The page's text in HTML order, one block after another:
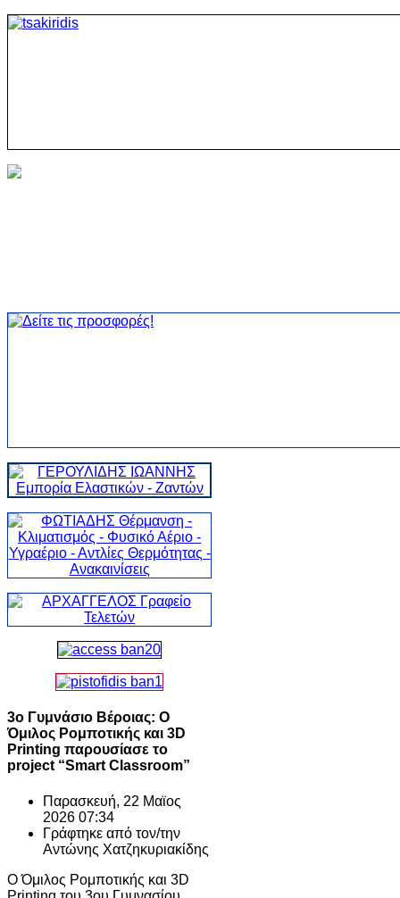
3ο Γυμνάσιο Βέροιας: Ο
Όμιλος Ρομποτικής και 3D
Printing παρουσίασε το
project “Smart Classroom”
Παρασκευή, 22 Μαϊος
2026 07:34
Γράφτηκε από τον/την
Αντώνης Χατζηκυριακίδης
Ο Όμιλος Ρομποτικής και 3D